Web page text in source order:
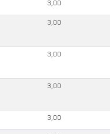
3,00
3,00
3,00
3,00
3,00